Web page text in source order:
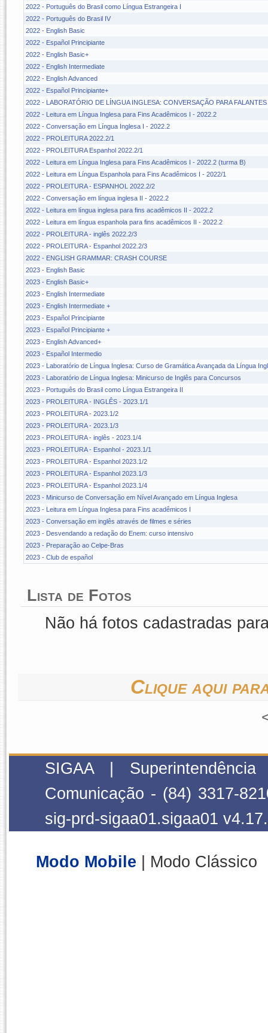
2022 - Português do Brasil como Língua Estrangeira I
2022 - Português do Brasil IV
2022 - English Basic
2022 - Español Principiante
2022 - English Basic+
2022 - English Intermediate
2022 - English Advanced
2022 - Español Principiante+
2022 - LABORATÓRIO DE LÍNGUA INGLESA: CONVERSAÇÃO PARA
2022 - Leitura em Língua Inglesa para Fins Acadêmicos I - 2022.2
2022 - Conversação em Língua Inglesa I - 2022.2
2022 - PROLEITURA 2022.2/1
2022 - PROLEITURA Espanhol 2022.2/1
2022 - Leitura em Língua Inglesa para Fins Acadêmicos I - 2022.2 (turma B)
2022 - Leitura em Língua Espanhola para Fins Acadêmicos I - 2022/1
2022 - PROLEITURA - ESPANHOL 2022.2/2
2022 - Conversação em língua inglesa II - 2022.2
2022 - Leitura em língua inglesa para fins acadêmicos II - 2022.2
2022 - Leitura em língua espanhola para fins acadêmicos II - 2022.2
2022 - PROLEITURA - inglês 2022.2/3
2022 - PROLEITURA - Espanhol 2022.2/3
2022 - ENGLISH GRAMMAR: CRASH COURSE
2023 - English Basic
2023 - English Basic+
2023 - English Intermediate
2023 - English Intermediate +
2023 - Español Principiante
2023 - Español Principiante +
2023 - English Advanced+
2023 - Español Intermedio
2023 - Laboratório de Língua Inglesa: Curso de Gramática Avançada da Língua
2023 - Laboratório de Língua Inglesa: Minicurso de Inglês para Concursos
2023 - Português do Brasil como Língua Estrangeira II
2023 - PROLEITURA - INGLÊS - 2023.1/1
2023 - PROLEITURA - 2023.1/2
2023 - PROLEITURA - 2023.1/3
2023 - PROLEITURA - inglês - 2023.1/4
2023 - PROLEITURA - Espanhol - 2023.1/1
2023 - PROLEITURA - Espanhol 2023.1/2
2023 - PROLEITURA - Espanhol 2023.1/3
2023 - PROLEITURA - Espanhol 2023.1/4
2023 - Minicurso de Conversação em Nível Avançado em Língua Inglesa
2023 - Leitura em Língua Inglesa para Fins acadêmicos I
2023 - Conversação em inglês através de filmes e séries
2023 - Desvendando a redação do Enem: curso intensivo
2023 - Preparação ao Celpe-Bras
2023 - Club de español
Lista de Fotos
Não há fotos cadastradas
Clique aqui
SIGAA |
Comunicação - (84) 3317-
sig-prd-sigaa01.sigaa01
Modo Mobile | Modo Clássico